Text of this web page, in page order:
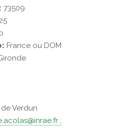
73509
France ou DOM
Verdun
;